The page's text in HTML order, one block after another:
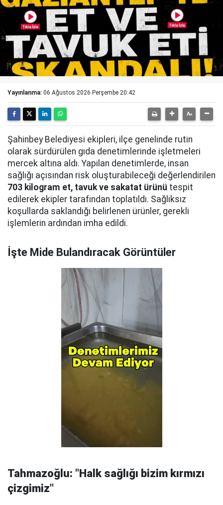
Yayınlanma: 06 Ağustos 2026 Perşembe 20:42
Şahinbey Belediyesi ekipleri, ilçe genelinde rutin
olarak sürdürülen gıda denetimlerinde işletmeleri
mercek altına aldı. Yapılan denetimlerde, insan
sağlığı açısından risk oluşturabileceği değerlendirilen
703 kilogram et, tavuk ve sakatat ürünü tespit
edilerek ekipler tarafından toplatıldı. Sağlıksız
koşullarda saklandığı belirlenen ürünler, gerekli
işlemlerin ardından imha edildi.
İşte Mide Bulandıracak Görüntüler
Tahmazoğlu: "Halk sağlığı bizim kırmızı
çizgimiz"